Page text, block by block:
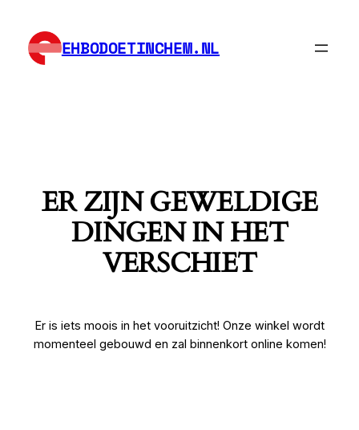
EHBODOETINCHEM.NL
ER ZIJN GEWELDIGE
DINGEN IN HET
VERSCHIET
Er is iets moois in het vooruitzicht! Onze winkel wordt
momenteel gebouwd en zal binnenkort online komen!